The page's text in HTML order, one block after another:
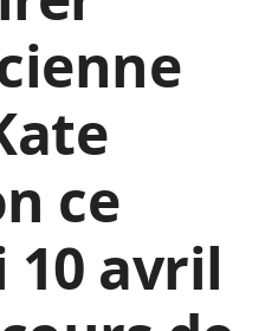
ce
10 avril